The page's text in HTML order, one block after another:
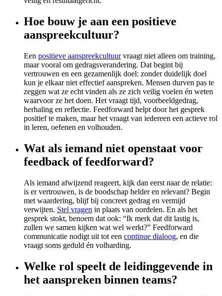
Hoe bouw je aan een positieve
aanspreekcultuur?
Een positieve aanspreekcultuurvraagt niet alleen om training,
maar vooral om gedragsverandering. Dat begint bij
vertrouwen en een gezamenlijk doel: zonder duidelijk doel
kun je elkaar niet effectief aanspreken. Mensen durven pas te
zeggen wat ze echt vinden als ze zich veilig voelen én weten
waarvoor ze het doen. Het vraagt tijd, voorbeeldgedrag,
herhaling en reflectie. Feedforward helpt door het gesprek
positief te maken, maar het vraagt van iedereen een actieve rol
in leren, oefenen en volhouden.
Wat als iemand niet openstaat voor
feedback of feedforward?
Als iemand afwijzend reageert, kijk dan eerst naar de relatie:
is er vertrouwen, is de boodschap helder en relevant? Begin
met waardering, blijf bij concreet gedrag en vermijd
verwijten. Stel vragen in plaats van oordelen. En als het
gesprek stokt, benoem dat ook: “Ik merk dat dit lastig is,
zullen we samen kijken wat wel werkt?” Feedforward
communicatie nodigt uit tot een continue dialoog, en die
vraagt soms geduld én volharding.
Welke rol speelt de leidinggevende in
het aanspreken binnen teams?